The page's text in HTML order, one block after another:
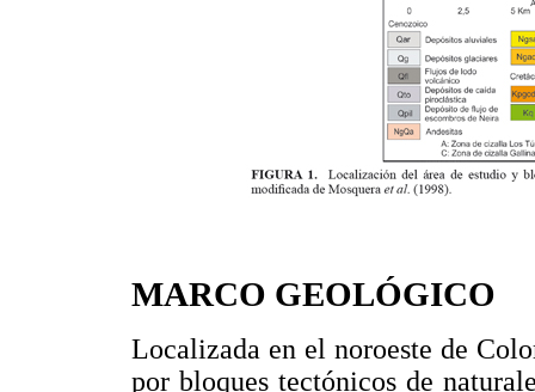
MARCO GEOLÓGICO
Localizada en el noroeste de
por bloques tectónicos de